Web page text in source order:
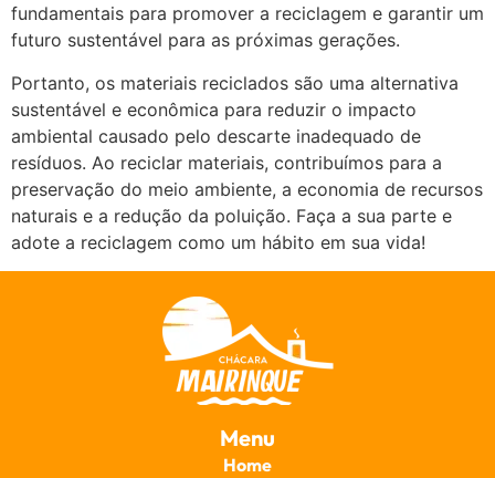
fundamentais para promover a reciclagem e garantir um
futuro sustentável para as próximas gerações.
Portanto, os materiais reciclados são uma alternativa
sustentável e econômica para reduzir o impacto
ambiental causado pelo descarte inadequado de
resíduos. Ao reciclar materiais, contribuímos para a
preservação do meio ambiente, a economia de recursos
naturais e a redução da poluição. Faça a sua parte e
adote a reciclagem como um hábito em sua vida!
Menu
Home